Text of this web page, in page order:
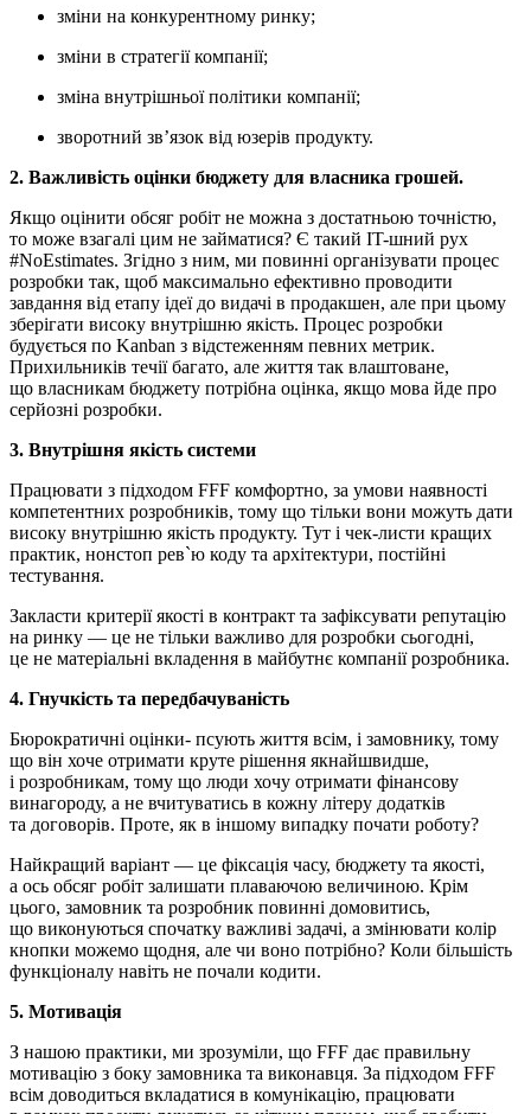
зміни на конкурентному ринку;
зміни в стратегії компанії;
зміна внутрішньої політики компанії;
зворотний зв’язок від юзерів продукту.
2. Важливість оцінки бюджету для власника грошей.
Якщо оцінити обсяг робіт не можна з достатньою точністю,
то може взагалі цим не займатися? Є такий IT-шний рух
#NoEstimates. Згідно з ним, ми повинні організувати процес
розробки так, щоб максимально ефективно проводити
завдання від етапу ідеї до видачі в продакшен, але при цьому
зберігати високу внутрішню якість. Процес розробки
будується по Kanban з відстеженням певних метрик.
Прихильників течії багато, але життя так влаштоване,
що власникам бюджету потрібна оцінка, якщо мова йде про
серйозні розробки.
3. Внутрішня якість системи
Працювати з підходом FFF комфортно, за умови наявності
компетентних розробників, тому що тільки вони можуть дати
високу внутрішню якість продукту. Тут і чек-листи кращих
практик, нонстоп рев`ю коду та архітектури, постійні
тестування.
Закласти критерії якості в контракт та зафіксувати репутацію
на ринку — це не тільки важливо для розробки сьогодні,
це не матеріальні вкладення в майбутнє компанії розробника.
4. Гнучкість та передбачуваність
Бюрократичні оцінки- псують життя всім, і замовнику, тому
що він хоче отримати круте рішення якнайшвидше,
і розробникам, тому що люди хочу отримати фінансову
винагороду, а не вчитуватись в кожну літеру додатків
та договорів. Проте, як в іншому випадку почати роботу?
Найкращий варіант — це фіксація часу, бюджету та якості,
а ось обсяг робіт залишати плаваючою величиною. Крім
цього, замовник та розробник повинні домовитись,
що виконуються спочатку важливі задачі, а змінювати колір
кнопки можемо щодня, але чи воно потрібно? Коли більшість
функціоналу навіть не почали кодити.
5. Мотивація
З нашою практики, ми зрозуміли, що FFF дає правильну
мотивацію з боку замовника та виконавця. За підходом FFF
всім доводиться вкладатися в комунікацію, працювати